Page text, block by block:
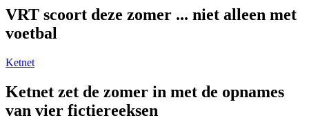
VRT scoort deze zomer ... niet alleen met
voetbal
Ketnet
Ketnet zet de zomer in met de opnames
van vier fictiereeksen